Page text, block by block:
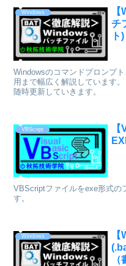
Windows
チ
ト)
Windowsのコマンドプロンプ
用まで幅広く解説しています
随時更新していきます。
VBScript
VBScriptファイルをexe形式の
す。
Windows